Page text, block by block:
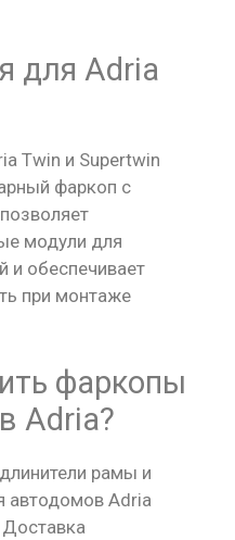
для Adria
Twin и Supertwin
фаркоп с
модули для
и обеспечивает
при монтаже
фаркопы
Adria?
рамы и
автодомов Adria
Доставка